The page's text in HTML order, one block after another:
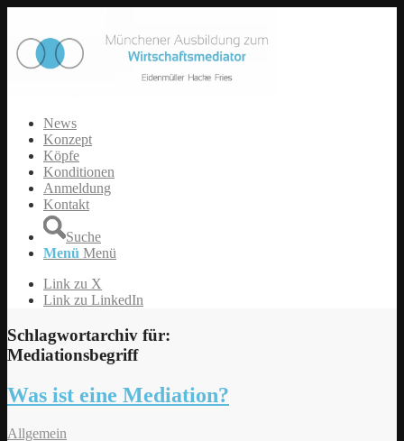
News
Konzept
Köpfe
Konditionen
Anmeldung
Kontakt
Suche
Menü Menü
Link zu X
Link zu LinkedIn
Schlagwortarchiv für:
Mediationsbegriff
Was ist eine Mediation?
Allgemein